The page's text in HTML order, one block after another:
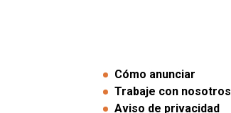
Cómo anunciar
Trabaje con nosotros
Aviso de privacidad